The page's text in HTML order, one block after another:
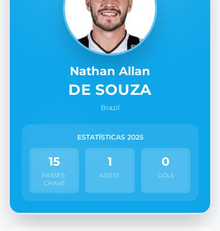
Nathan Allan
DE SOUZA
Brazil
ESTATÍSTICAS 2025
15
PASSES-
CHAVE
1
ASSIST.
0
GOLS